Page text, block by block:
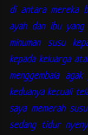
di antara mereka
ayah dan ibu
minuman susu
kepada keluarga
menggembala
keduanya kecuali
saya memerah
sedang tidur